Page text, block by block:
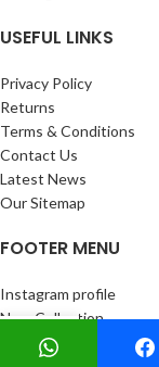
USEFUL LINKS
Privacy Policy
Returns
Terms & Conditions
Contact Us
Latest News
Our Sitemap
FOOTER MENU
Instagram profile
New Collection
Woman Dress
Wishlist
Cart
My account